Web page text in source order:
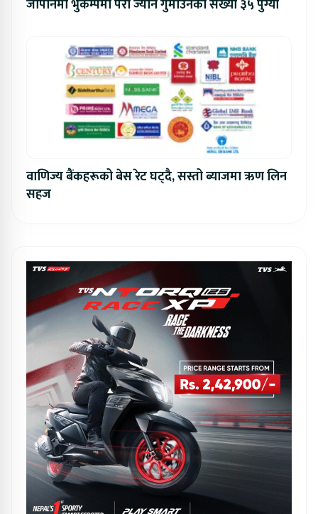
जापानमा भुकम्पमा परी ज्यान गुमाउनेको संख्या ३५ पुग्यो
वाणिज्य बैंकहरूको बेस रेट घट्दै, सस्तो ब्याजमा ऋण लिन
सहज